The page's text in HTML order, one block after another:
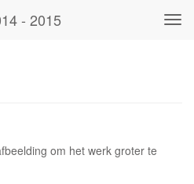
- 2015
om het werk groter te